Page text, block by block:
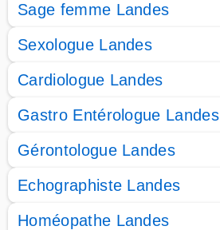
Sage femme Landes
Sexologue Landes
Cardiologue Landes
Gastro Entérologue Landes
Gérontologue Landes
Echographiste Landes
Homéopathe Landes